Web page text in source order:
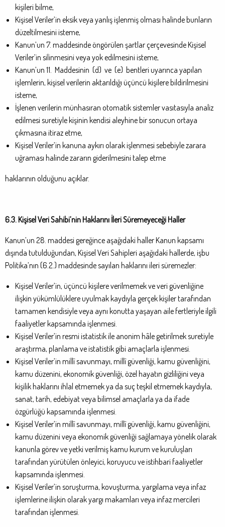
kişileri bilme,
Kişisel Veriler’in eksik veya yanlış işlenmiş olması halinde bunların
düzeltilmesini isteme,
Kanun’un 7. maddesinde öngörülen şartlar çerçevesinde Kişisel
Veriler’in silinmesini veya yok edilmesini isteme,
Kanun’un 11. Maddesinin (d) ve (e) bentleri uyarınca yapılan
işlemlerin, kişisel verilerin aktarıldığı üçüncü kişilere bildirilmesini
isteme,
İşlenen verilerin münhasıran otomatik sistemler vasıtasıyla analiz
edilmesi suretiyle kişinin kendisi aleyhine bir sonucun ortaya
çıkmasına itiraz etme,
Kişisel Veriler’in kanuna aykırı olarak işlenmesi sebebiyle zarara
uğraması halinde zararın giderilmesini talep etme
haklarının olduğunu açıklar.
6.3. Kişisel Veri Sahibi’nin Haklarını İleri Süremeyeceği Haller
Kanun’un 28. maddesi gereğince aşağıdaki haller Kanun kapsamı
dışında tutulduğundan, Kişisel Veri Sahipleri aşağıdaki hallerde, işbu
Politika’nın (6.2.) maddesinde sayılan haklarını ileri süremezler:
Kişisel Veriler’in, üçüncü kişilere verilmemek ve veri güvenliğine
ilişkin yükümlülüklere uyulmak kaydıyla gerçek kişiler tarafından
tamamen kendisiyle veya aynı konutta yaşayan aile fertleriyle ilgili
faaliyetler kapsamında işlenmesi.
Kişisel Veriler’in resmi istatistik ile anonim hâle getirilmek suretiyle
araştırma, planlama ve istatistik gibi amaçlarla işlenmesi.
Kişisel Veriler’in millî savunmayı, millî güvenliği, kamu güvenliğini,
kamu düzenini, ekonomik güvenliği, özel hayatın gizliliğini veya
kişilik haklarını ihlal etmemek ya da suç teşkil etmemek kaydıyla,
sanat, tarih, edebiyat veya bilimsel amaçlarla ya da ifade
özgürlüğü kapsamında işlenmesi.
Kişisel Veriler’in millî savunmayı, millî güvenliği, kamu güvenliğini,
kamu düzenini veya ekonomik güvenliği sağlamaya yönelik olarak
kanunla görev ve yetki verilmiş kamu kurum ve kuruluşları
tarafından yürütülen önleyici, koruyucu ve istihbari faaliyetler
kapsamında işlenmesi.
Kişisel Veriler’in soruşturma, kovuşturma, yargılama veya infaz
işlemlerine ilişkin olarak yargı makamları veya infaz mercileri
tarafından işlenmesi.